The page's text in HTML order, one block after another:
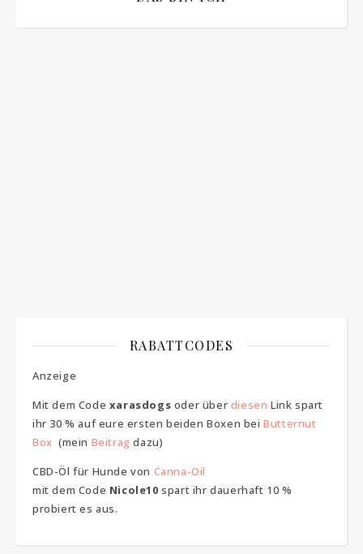
RABATTCODES
Anzeige
Mit dem Code xarasdogs oder über diesen Link spart
ihr 30 % auf eure ersten beiden Boxen beiButternut
Box (mein Beitrag dazu)
CBD-Öl für Hunde von Canna-Oil
mit dem Code Nicole10 spart ihr dauerhaft 10 %
probiert es aus.